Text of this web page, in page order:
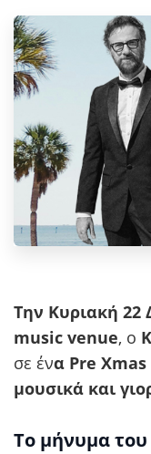
Την Κυριακή 22
music venue, ο
σε ένα Pre
μουσικά και
Το μήνυμα